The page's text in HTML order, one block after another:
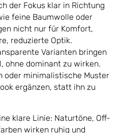
der Fokus klar in Richtung
feine Baumwolle oder
nicht nur für Komfort,
reduzierte Optik.
Varianten bringen
ohne dominant zu wirken.
oder minimalistische Muster
ergänzen, statt ihn zu
klare Linie: Naturtöne, Off-
wirken ruhig und